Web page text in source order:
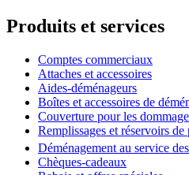
Produits et services
Comptes commerciaux
Attaches et accessoires
Aides-déménageurs
Boîtes et accessoires de
Couverture pour les
Remplissages et réservoirs de
Déménagement au service
Chèques-cadeaux